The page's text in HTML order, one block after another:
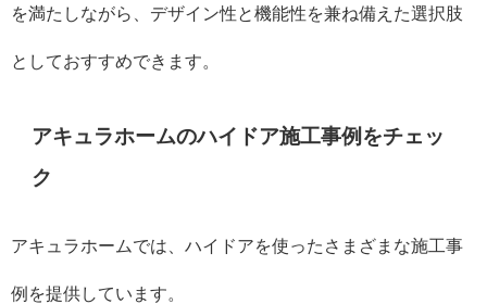
を満たしながら、デザイン性と機能性を兼ね備えた選択肢
としておすすめできます。
アキュラホームのハイドア施工事例をチェッ
ク
アキュラホームでは、ハイドアを使ったさまざまな施工事
例を提供しています。